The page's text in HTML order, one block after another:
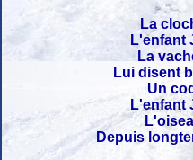
La
L'enfant
La
Lui disent
Un
L'enfant
Depuis